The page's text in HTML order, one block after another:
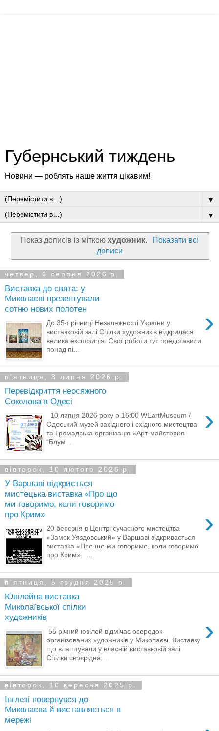
Губернський тиждень
Новини — роблять наше життя цікавим!
▼
▼
Показ дописів із міткоюхудожник.
Показати всі
дописи
четвер, 6 серпня 2026 р.
Виставка до свята: у
Миколаєві презентували
сотню нових полотен
›
До 35-ї річниці Незалежності України у
виставковій залі Спілки художників відкрилася
велика експозиція. Свої роботи тут представили
понад пі...
пʼятниця, 3 липня 2026 р.
Перевідкриття неосяжного
Соколова в Одесі
›
10 липня 2026 року о 16:00 WEartMuseum /
Одеський музей західного і східного мистецтва
та Громадська організація «Арт-майстерня
“Блум...
вівторок, 10 лютого 2026 р.
У Варшаві відкриється
мистецька виставка «Про що
ми говоримо, коли говоримо
про Крим»
›
20 березня в Центрі сучасного мистецтва
«Замок Уяздовський» у Варшаві відкривається
виставка «Про що ми говоримо, коли говоримо
про Крим». ...
пʼятниця, 5 грудня 2025 р.
Ювілейна виставка
Миколаївської спілки
художників
›
55 річний ювілей відмічає осередок
організованих художників у Миколаєві. Виставку
що влаштували у власній виставковій залі
Спілки своєрідна...
вівторок, 16 вересня 2025 р.
Інглезі повернувся до
Миколаєва й виставляється в
мережі